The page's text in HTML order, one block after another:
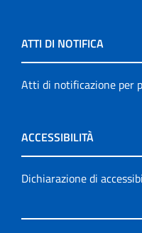
ATTI DI NOTIFICA
Atti di notificazione per
ACCESSIBILITÀ
Dichiarazione di